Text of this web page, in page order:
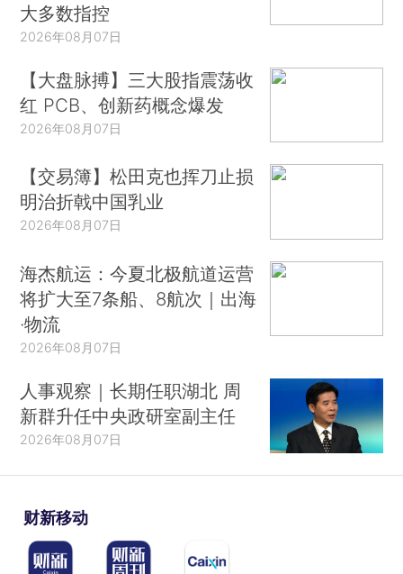
大多数指控
2026年08月07日
【大盘脉搏】三大股指震荡收
红 PCB、创新药概念爆发
2026年08月07日
【交易簿】松田克也挥刀止损
明治折戟中国乳业
2026年08月07日
海杰航运：今夏北极航道运营
将扩大至7条船、8航次｜出海
·物流
2026年08月07日
人事观察｜长期任职湖北 周
新群升任中央政研室副主任
2026年08月07日
财新移动